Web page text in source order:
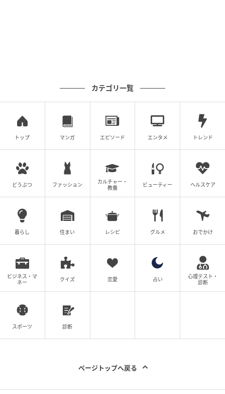
主役のかに鰻重のほか、逸品のかに料理も贅沢に味わ
える季節会席は、「浜名(はまな)」6,050円(税込)。家
ト内容は、サラダ、かに鰻重、かに刺身、焼きがに、
餡掛けかにしゅうまい、かに焼売、お椀、香の物、デ
ザート。
カテゴリ一覧
トップ マンガ エピソード エンタメ トレンド
どうぶつ ファッション
カルチャー・
教養
ビューティー ヘルスケア
暮らし 住まい レシピ グルメ おでかけ
ビジネス・マ
ネー
クイズ 恋愛 占い
心理テスト・
診断
スポーツ 診断
ページトップへ戻る